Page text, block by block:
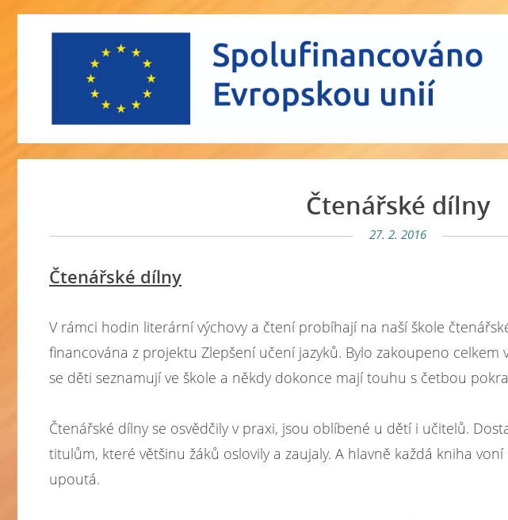
Čtenářské dílny
27. 2. 2016
Čtenářské dílny
V rámci hodin literární výchovy a čtení probíhají na naší škole
financována z projektu Zlepšení učení jazyků. Bylo zakoupeno celkem
se děti seznamují ve škole a někdy dokonce mají touhu s četbou
Čtenářské dílny se osvědčily v praxi, jsou oblíbené u dětí i učitelů.
titulům, které většinu žáků oslovily a zaujaly. A hlavně každá kniha
upoutá.